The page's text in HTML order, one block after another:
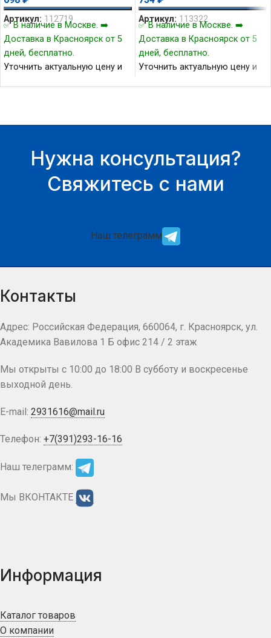
Артикул: 112719
✅ В наличие в Москве. ➡️
Доставка в Красноярск от 5
дней, бесплатно.
Уточнить актуальную цену и
Артикул: 113322
✅ В наличие в Москве. ➡️
Доставка в Красноярск от 5
дней, бесплатно.
Уточнить актуальную цену и
Нужна консультация?
Свяжитесь с нами
Наш телеграмм
Контакты
Адрес: Российская Федерация, 660064, г. Красноярск, ул.
Академика Вавилова 1 Б офис 214 / 2 этаж
Мы открыты с 10:00 до 18:00 В субботу и воскресенье
выходной день.
E-mail: 2931616@mail.ru
Телефон: +7(391)293-16-16
Наш телеграмм:
Мы ВКОНТАКТЕ
Информация
Каталог товаров
О компании